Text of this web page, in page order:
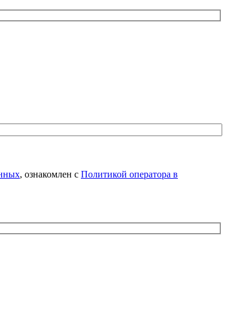
, ознакомлен с Политикой оператора в